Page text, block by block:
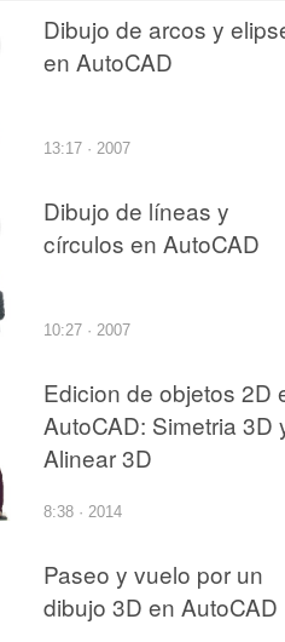
Dibujo de arcos y
en AutoCAD
13:17 · 2007
Dibujo de líneas y
círculos en AutoCAD
10:27 · 2007
Edicion de objetos 2D
AutoCAD: Simetria 3D
Alinear 3D
8:38 · 2014
Paseo y vuelo por un
dibujo 3D en AutoCAD